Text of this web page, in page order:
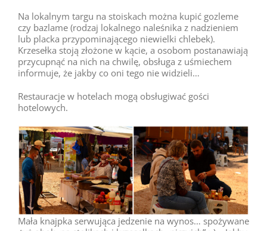
Na lokalnym targu na stoiskach można kupić gozleme
czy bazlame (rodzaj lokalnego naleśnika z nadzieniem
lub placka przypominającego niewielki chlebek).
Krzesełka stoją złożone w kącie, a osobom postanawiają
przycupnąć na nich na chwilę, obsługa z uśmiechem
informuje, że jakby co oni tego nie widzieli…
Restauracje w hotelach mogą obsługiwać gości
hotelowych.
Mała knajpka serwująca jedzenie na wynos… spożywane